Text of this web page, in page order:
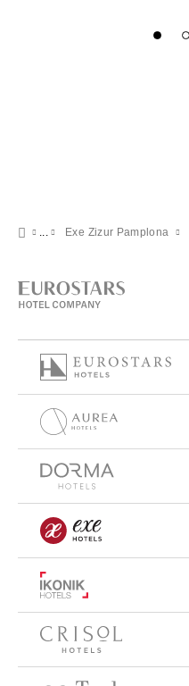
Exe Zizur Pamplona